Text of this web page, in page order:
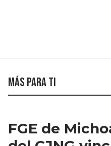
Más para ti
FGE de